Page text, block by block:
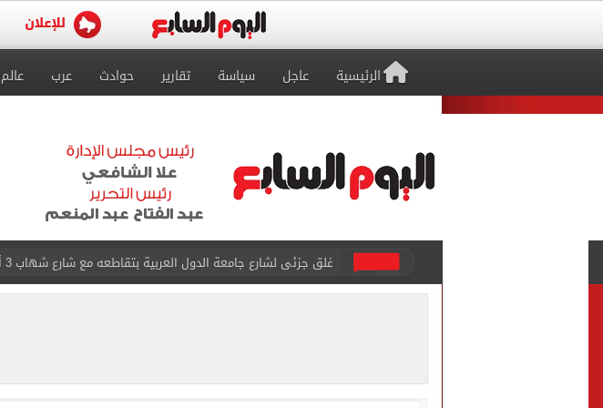
الرئيسية عاجل سياسة تقارير حوادث عرب عالم
عمرو دياب يدخل موسوعة جينيس بعد تصدره قائمة بيلبورد عربية لـ68 أسبوعا
إغلاق طريق مصر أسوان الزراعى الغربى كليا من المنيب للعياط..
الاستعلامات تفند ادعاءات ذا صن وميرور حول علاج سيدة